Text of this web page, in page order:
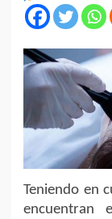
Teniendo en
encuentran